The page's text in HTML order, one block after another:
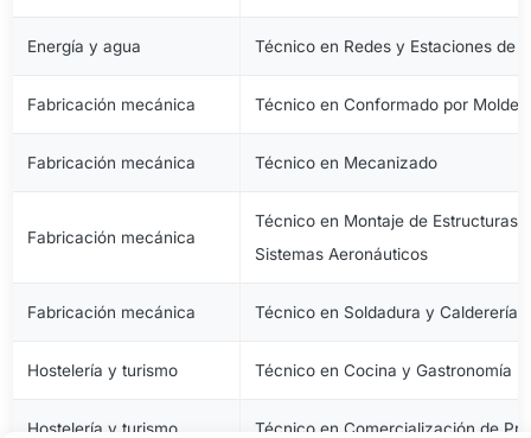
Energía y agua Técnico en Redes y Estaciones de
Fabricación mecánica Técnico en Conformado por
Fabricación mecánica Técnico en Mecanizado
Fabricación mecánica
Técnico en Montaje de Estructuras
Sistemas Aeronáuticos
Fabricación mecánica Técnico en Soldadura y Calderería
Hostelería y turismo Técnico en Cocina y Gastronomía
Hostelería y turismo Técnico en Comercialización de